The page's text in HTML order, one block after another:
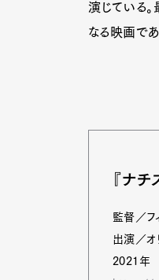
演じている
なる映画であ
『ナ
監督／フ
出演／オ
2021年